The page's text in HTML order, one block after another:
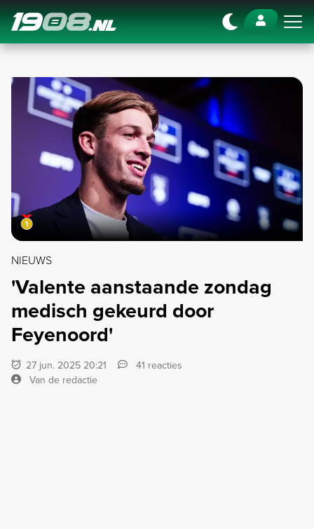
Navigation
NIEUWS
'Valente aanstaande zondag
medisch gekeurd door
Feyenoord'
27 jun. 2025 20:21
41 reacties
Van de redactie